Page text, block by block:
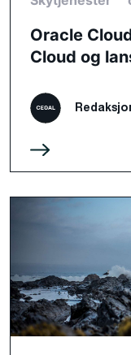
Oracle
Cloud og